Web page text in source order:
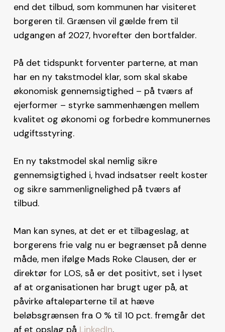
end det tilbud, som kommunen har visiteret
borgeren til. Grænsen vil gælde frem til
udgangen af 2027, hvorefter den bortfalder.
På det tidspunkt forventer parterne, at man
har en ny takstmodel klar, som skal skabe
økonomisk gennemsigtighed – på tværs af
ejerformer – styrke sammenhængen mellem
kvalitet og økonomi og forbedre kommunernes
udgiftsstyring.
En ny takstmodel skal nemlig sikre
gennemsigtighed i, hvad indsatser reelt koster
og sikre sammenlignelighed på tværs af
tilbud.
Man kan synes, at det er et tilbageslag, at
borgerens frie valg nu er begrænset på denne
måde, men ifølge Mads Roke Clausen, der er
direktør for LOS, så er det positivt, set i lyset
af at organisationen har brugt uger på, at
påvirke aftaleparterne til at hæve
beløbsgrænsen fra 0 % til 10 pct. fremgår det
af et opslag på LinkedIn.